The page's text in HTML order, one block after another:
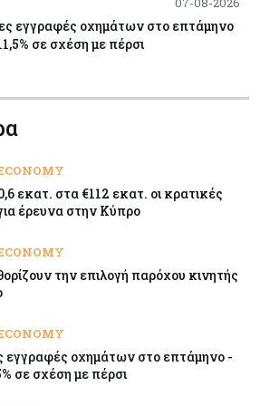
εγγραφές οχημάτων στο επτάμηνο
σε σχέση με πέρσι
07-08-2026
από την πώληση ευρώ από
07-08-2026
για υποτροφίες σε φοιτητές του
Λάρνακας
εκατ. στα €112 εκατ. οι κρατικές
έρευνα στην Κύπρο
την επιλογή παρόχου κινητής
εγγραφές οχημάτων στο επτάμηνο -
σε σχέση με πέρσι